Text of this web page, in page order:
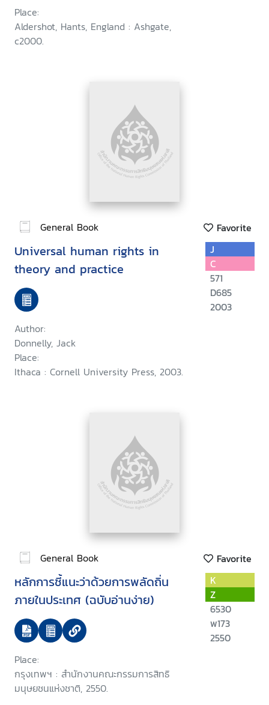
Place:
Aldershot, Hants, England : Ashgate,
c2000.
General Book Favorite
Universal human rights in
theory and practice
Author:
Donnelly, Jack
Place:
Ithaca : Cornell University Press, 2003.
J
C
571
D685
2003
General Book Favorite
หลักการชี้แนะว่าด้วยการพลัดถิ่น
ภายในประเทศ (ฉบับอ่านง่าย)
Place:
กรุงเทพฯ : สำนักงานคณะกรรมการสิทธิ
มนุษยชนแห่งชาติ, 2550.
K
Z
6530
พ173
2550